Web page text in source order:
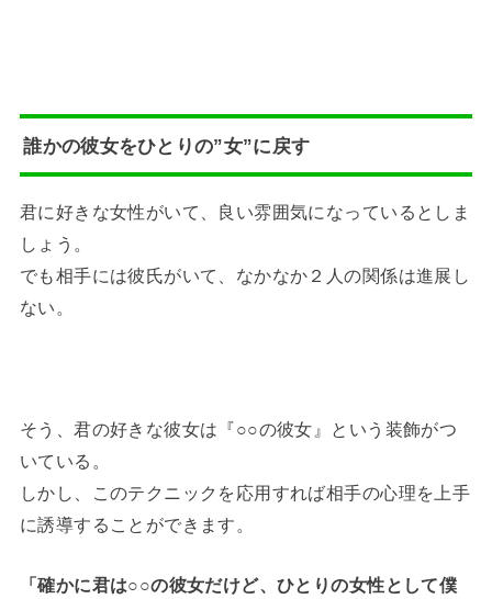
誰かの彼女をひとりの”女”に戻す
君に好きな女性がいて、良い雰囲気になっているとしま
しょう。
でも相手には彼氏がいて、なかなか２人の関係は進展し
ない。
そう、君の好きな彼女は『○○の彼女』という装飾がつ
いている。
しかし、このテクニックを応用すれば相手の心理を上手
に誘導することができます。
「確かに君は○○の彼女だけど、ひとりの女性として僕